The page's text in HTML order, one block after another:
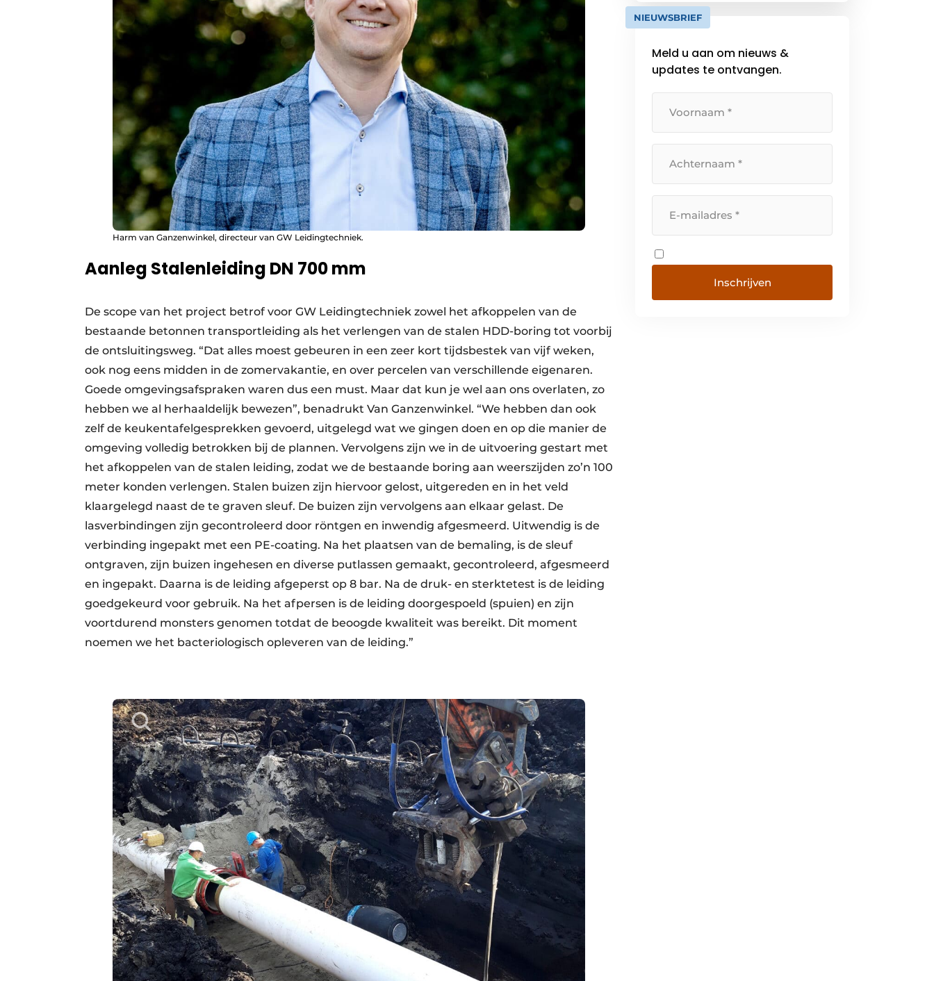
Harm van Ganzenwinkel, directeur van GW Leidingtechniek.
Aanleg Stalenleiding DN 700 mm
De scope van het project betrof voor GW Leidingtechniek zowel het afkoppelen van de
bestaande betonnen transportleiding als het verlengen van de stalen HDD-boring tot voorbij
de ontsluitingsweg. “Dat alles moest gebeuren in een zeer kort tijdsbestek van vijf weken,
ook nog eens midden in de zomervakantie, en over percelen van verschillende eigenaren.
Goede omgevingsafspraken waren dus een must. Maar dat kun je wel aan ons overlaten, zo
hebben we al herhaaldelijk bewezen”, benadrukt Van Ganzenwinkel. “We hebben dan ook
zelf de keukentafelgesprekken gevoerd, uitgelegd wat we gingen doen en op die manier de
omgeving volledig betrokken bij de plannen. Vervolgens zijn we in de uitvoering gestart met
het afkoppelen van de stalen leiding, zodat we de bestaande boring aan weerszijden zo’n 100
meter konden verlengen. Stalen buizen zijn hiervoor gelost, uitgereden en in het veld
klaargelegd naast de te graven sleuf. De buizen zijn vervolgens aan elkaar gelast. De
lasverbindingen zijn gecontroleerd door röntgen en inwendig afgesmeerd. Uitwendig is de
verbinding ingepakt met een PE-coating. Na het plaatsen van de bemaling, is de sleuf
ontgraven, zijn buizen ingehesen en diverse putlassen gemaakt, gecontroleerd, afgesmeerd
en ingepakt. Daarna is de leiding afgeperst op 8 bar. Na de druk- en sterktetest is de leiding
goedgekeurd voor gebruik. Na het afpersen is de leiding doorgespoeld (spuien) en zijn
voortdurend monsters genomen totdat de beoogde kwaliteit was bereikt. Dit moment
noemen we het bacteriologisch opleveren van de leiding.”
commercieel sterk. Op het
gebied van innovatie is GW
deelt ze kennis met haar
opdrachtgevers. De kracht van
NIEUWSBRIEF
Meld u aan om nieuws &
updates te ontvangen.
Inschrijven